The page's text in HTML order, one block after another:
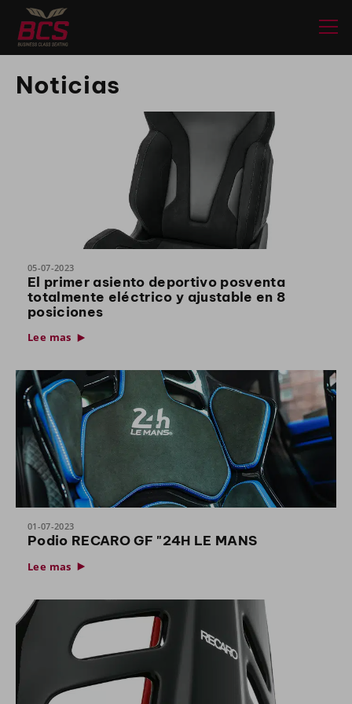
Noticias
05-07-2023
El primer asiento deportivo posventa
totalmente eléctrico y ajustable en 8
posiciones
Lee mas
01-07-2023
Podio RECARO GF "24H LE MANS
Lee mas